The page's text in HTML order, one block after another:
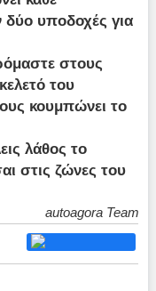
δύο υποδοχές για
στους
του
κουμπώνει το
λάθος το
στις ζώνες του
autoagora Team